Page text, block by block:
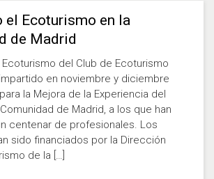
el Ecoturismo en la
de Madrid
del Club de Ecoturismo
en noviembre y diciembre
la Mejora de la Experiencia del
de Madrid, a los que han
centenar de profesionales. Los
sido financiados por la Dirección
de la […]